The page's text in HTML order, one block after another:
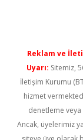
Reklam ve
Uyarı: Sitemiz,
İletişim Kurumu
hizmet
denetleme
Ancak, üyelerimiz